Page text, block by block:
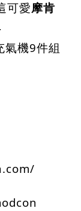
可愛摩肯